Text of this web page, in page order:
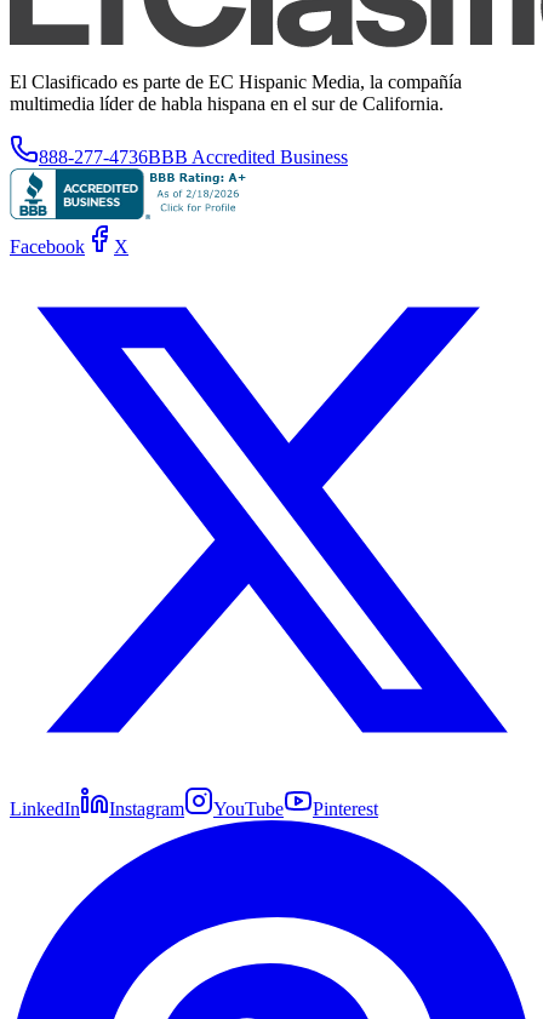
El Clasificado es parte de EC Hispanic Media, la compañía
multimedia líder de habla hispana en el sur de California.
888-277-4736BBB Accredited Business
Facebook X
LinkedIn Instagram YouTube Pinterest